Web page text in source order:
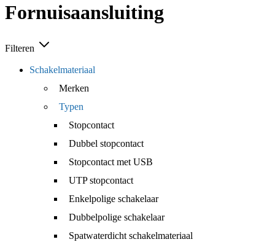
Fornuisaansluiting
Filteren
Schakelmateriaal
Merken
Typen
Stopcontact
Dubbel stopcontact
Stopcontact met USB
UTP stopcontact
Enkelpolige schakelaar
Dubbelpolige schakelaar
Spatwaterdicht schakelmateriaal